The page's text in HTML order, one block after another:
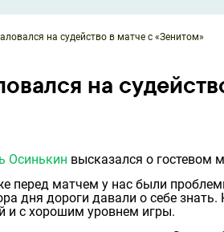
на судейство в матче с «Зенитом»
на
Осинькин высказался о гостевом
перед матчем у нас были
дня дороги давали о себе
и с хорошим уровнем игры.